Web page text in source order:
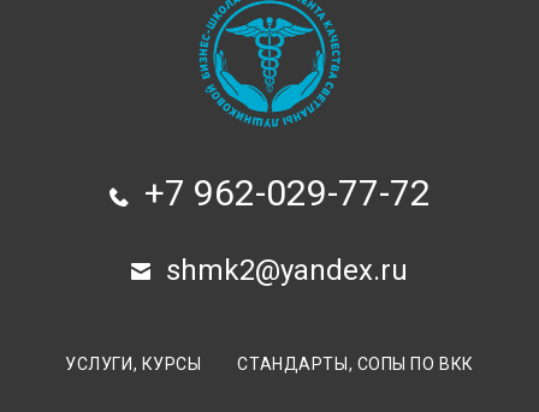
+7 962-029-77-72
shmk2@yandex.ru
УСЛУГИ, КУРСЫ СТАНДАРТЫ, СОПЫ ПО ВКК